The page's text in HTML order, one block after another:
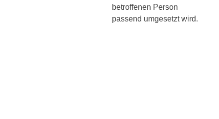
betroffenen Person
passend umgesetzt wird.